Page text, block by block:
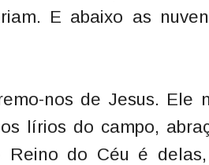
E abaixo as
nos de Jesus. Ele
lírios do campo,
Reino do Céu é